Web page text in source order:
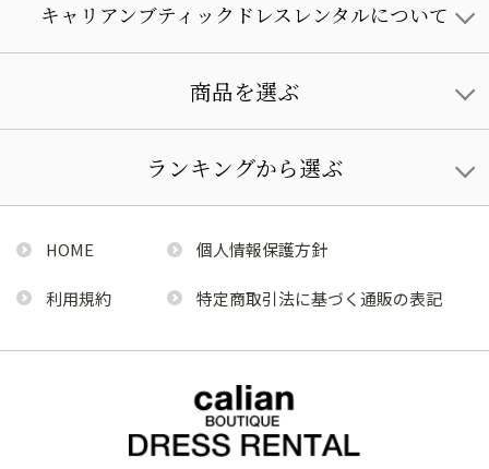
キャリアンブティックドレスレンタルについて
商品を選ぶ
ランキングから選ぶ
HOME 個人情報保護方針
利用規約 特定商取引法に基づく通販の表記